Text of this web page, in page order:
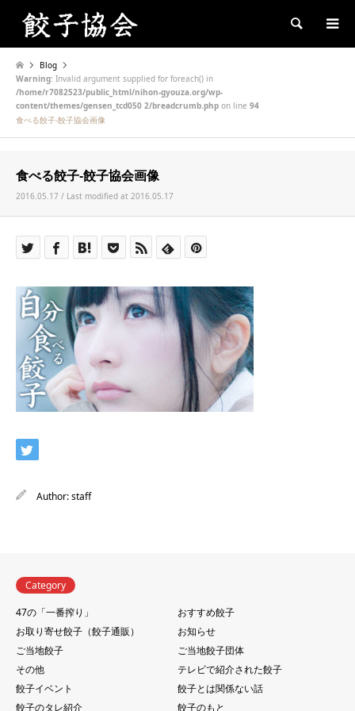
Search
Blog
Warning: Invalid argument supplied for foreach() in
/home/r7082523/public_html/nihon-gyouza.org/wp-
content/themes/gensen_tcd050 2/breadcrumb.php on line 94
食べる餃子-餃子協会画像
食べる餃子-餃子協会画像
2016.05.17 / Last modified at 2016.05.17
Author:staff
Category
47の「一番搾り」
おすすめ餃子
お取り寄せ餃子（餃子通販）
お知らせ
ご当地餃子
ご当地餃子団体
その他
テレビで紹介された餃子
餃子イベント
餃子とは関係ない話
餃子のタレ紹介
餃子のもと